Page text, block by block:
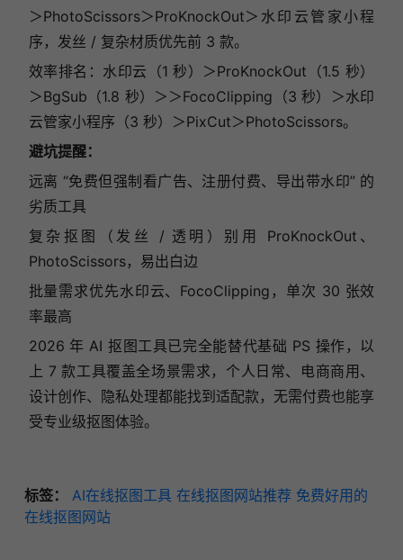
＞PhotoScissors＞ProKnockOut＞水印云管家小程
序，发丝 / 复杂材质优先前 3 款。
效率排名：水印云（1 秒）＞ProKnockOut（1.5 秒）
＞BgSub（1.8 秒）＞＞FocoClipping（3 秒）＞水印
云管家小程序（3 秒）＞PixCut＞PhotoScissors。
避坑提醒：
远离 “免费但强制看广告、注册付费、导出带水印” 的
劣质工具
复杂抠图（发丝 / 透明）别用 ProKnockOut、
PhotoScissors，易出白边
批量需求优先水印云、FocoClipping，单次 30 张效
率最高
2026 年 AI 抠图工具已完全能替代基础 PS 操作，以
上 7 款工具覆盖全场景需求，个人日常、电商商用、
设计创作、隐私处理都能找到适配款，无需付费也能享
受专业级抠图体验。
标签： AI在线抠图工具 在线抠图网站推荐 免费好用的
在线抠图网站